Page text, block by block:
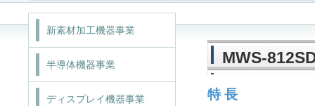
MWS-
特 長
新素材加工機器事業
半導体機器事業
ディスプレイ機器事業